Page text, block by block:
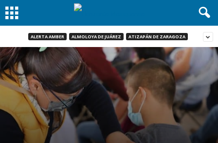
ALERTA AMBER ALMOLOYA DE JUÁREZ ATIZAPÁN DE ZARAGOZA